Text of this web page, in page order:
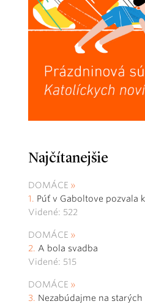
Najčítanejšie
DOMÁCE
Púť v Gaboltove pozvala
Videné: 522
DOMÁCE
A bola svadba
Videné: 515
DOMÁCE
Nezabúdajme na